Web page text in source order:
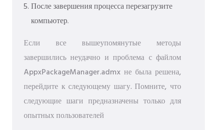
После завершения процесса перезагрузите
компьютер.
Если все вышеупомянутые методы
завершились неудачно и проблема с файлом
AppxPackageManager.admx не была решена,
перейдите к следующему шагу. Помните, что
следующие шаги предназначены только для
опытных пользователей